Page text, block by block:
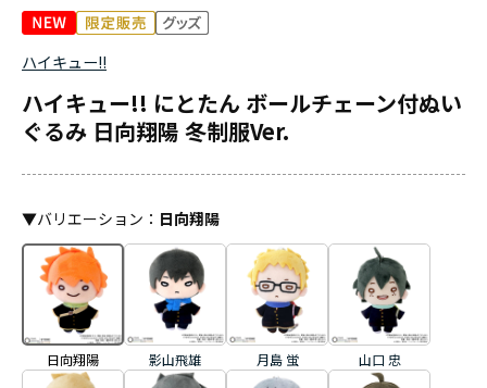
ハイキュー!!
ハイキュー!! にとたん ボールチェーン付ぬい
ぐるみ 日向翔陽 冬制服Ver.
▼バリエーション ： 日向翔陽
日向翔陽 影山飛雄 月島 蛍 山口 忠